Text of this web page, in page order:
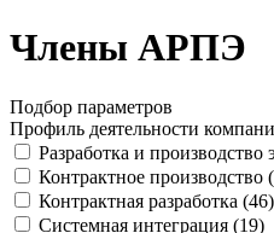
Члены АРПЭ
Подбор параметров
Профиль деятельности
Разработка и производство
Контрактное производство (
Контрактная разработка (46)
Системная интеграция (19)